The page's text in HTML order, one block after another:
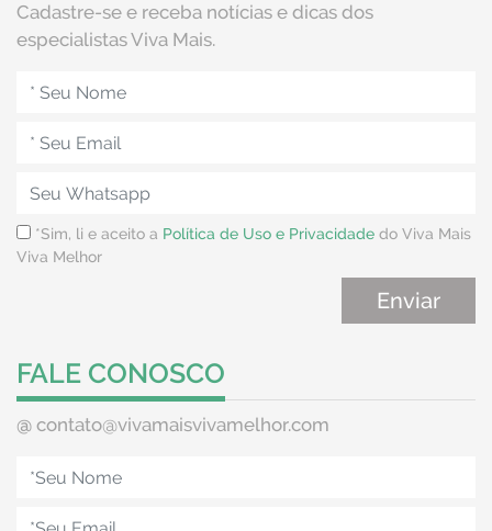
Cadastre-se e receba notícias e dicas dos
especialistas Viva Mais.
*Sim, li e aceito a Política de Uso e Privacidade do Viva Mais
Viva Melhor
FALE CONOSCO
@ contato@vivamaisvivamelhor.com